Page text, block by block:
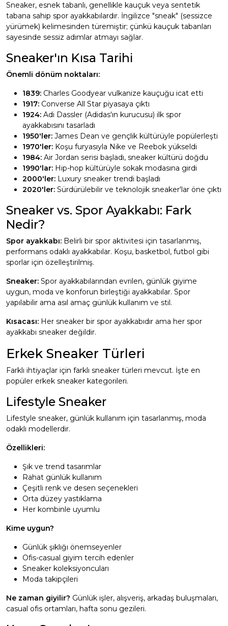
Sneaker, esnek tabanlı, genellikle kauçuk veya sentetik
tabana sahip spor ayakkabılardır. İngilizce "sneak" (sessizce
yürümek) kelimesinden türemiştir; çünkü kauçuk tabanları
sayesinde sessiz adımlar atmayı sağlar.
Sneaker'ın Kısa Tarihi
Önemli dönüm noktaları:
1839: Charles Goodyear vulkanize kauçuğu icat etti
1917: Converse All Star piyasaya çıktı
1924: Adi Dassler (Adidas'ın kurucusu) ilk spor
ayakkabısını tasarladı
1950'ler: James Dean ve gençlik kültürüyle popülerleşti
1970'ler: Koşu furyasıyla Nike ve Reebok yükseldi
1984: Air Jordan serisi başladı, sneaker kültürü doğdu
1990'lar: Hip-hop kültürüyle sokak modasına girdi
2000'ler: Luxury sneaker trendi başladı
2020'ler: Sürdürülebilir ve teknolojik sneaker'lar öne çıktı
Sneaker vs. Spor Ayakkabı: Fark
Nedir?
Spor ayakkabı: Belirli bir spor aktivitesi için tasarlanmış,
performans odaklı ayakkabılar. Koşu, basketbol, futbol gibi
sporlar için özelleştirilmiş.
Sneaker: Spor ayakkabılarından evrilen, günlük giyime
uygun, moda ve konforun birleştiği ayakkabılar. Spor
yapılabilir ama asıl amaç günlük kullanım ve stil.
Kısacası: Her sneaker bir spor ayakkabıdır ama her spor
ayakkabı sneaker değildir.
Erkek Sneaker Türleri
Farklı ihtiyaçlar için farklı sneaker türleri mevcut. İşte en
popüler erkek sneaker kategorileri.
Lifestyle Sneaker
Lifestyle sneaker, günlük kullanım için tasarlanmış, moda
odaklı modellerdir.
Özellikleri:
Şık ve trend tasarımlar
Rahat günlük kullanım
Çeşitli renk ve desen seçenekleri
Orta düzey yastıklama
Her kombinle uyumlu
Kime uygun?
Günlük şıklığı önemseyenler
Ofis-casual giyim tercih edenler
Sneaker koleksiyoncuları
Moda takipçileri
Ne zaman giyilir? Günlük işler, alışveriş, arkadaş buluşmaları,
casual ofis ortamları, hafta sonu gezileri.